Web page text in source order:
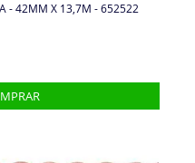
- 42MM X 13,7M - 652522